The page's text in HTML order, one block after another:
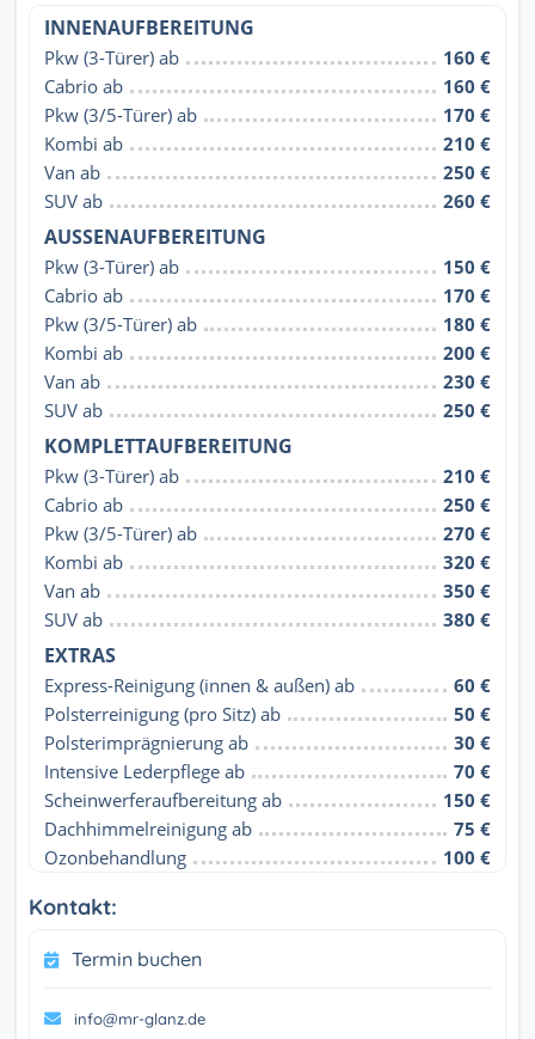
INNENAUFBEREITUNG
Pkw (3-Türer) ab
160 €
Cabrio ab
160 €
Pkw (3/5-Türer) ab
170 €
Kombi ab
210 €
Van ab
250 €
SUV ab
260 €
AUSSENAUFBEREITUNG
Pkw (3-Türer) ab
150 €
Cabrio ab
170 €
Pkw (3/5-Türer) ab
180 €
Kombi ab
200 €
Van ab
230 €
SUV ab
250 €
KOMPLETTAUFBEREITUNG
Pkw (3-Türer) ab
210 €
Cabrio ab
250 €
Pkw (3/5-Türer) ab
270 €
Kombi ab
320 €
Van ab
350 €
SUV ab
380 €
EXTRAS
Express-Reinigung (innen & außen) ab
60 €
Polsterreinigung (pro Sitz) ab
50 €
Polsterimprägnierung ab
30 €
Intensive Lederpflege ab
70 €
Scheinwerferaufbereitung ab
150 €
Dachhimmelreinigung ab
75 €
Ozonbehandlung
100 €
Kontakt:
Termin buchen
info@mr-glanz.de